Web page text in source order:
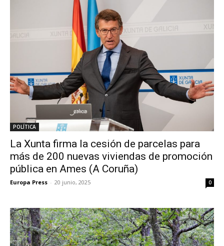
POLÍTICA
La Xunta firma la cesión de parcelas para
más de 200 nuevas viviendas de promoción
pública en Ames (A Coruña)
Europa Press - 20 junio, 2025 0